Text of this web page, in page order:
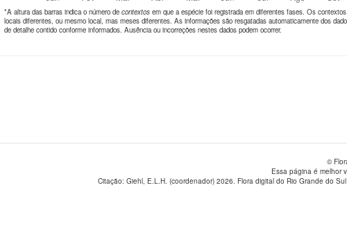
*A altura das barras indica o número de contextos em que a espécie foi registrada em diferentes fases. Os
locais diferentes, ou mesmo local, mas meses diferentes. As informações são resgatadas automaticamente dos
de detalhe contido conforme informados. Ausência ou incorreções nestes dados podem ocorrer.
©
Essa página é melhor
Citação: Giehl, E.L.H. (coordenador) 2026. Flora digital do Rio Grande do